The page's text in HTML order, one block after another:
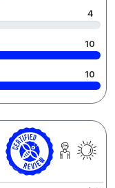
4
10
10